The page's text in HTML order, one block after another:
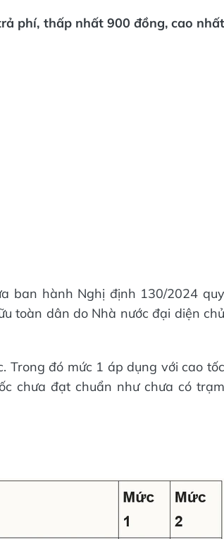
phí, thấp nhất 900 đồng, cao nhất
ban hành Nghị định 130/2024 quy
toàn dân do Nhà nước đại diện chủ
Trong đó mức 1 áp dụng với cao tốc
chưa đạt chuẩn như chưa có trạm